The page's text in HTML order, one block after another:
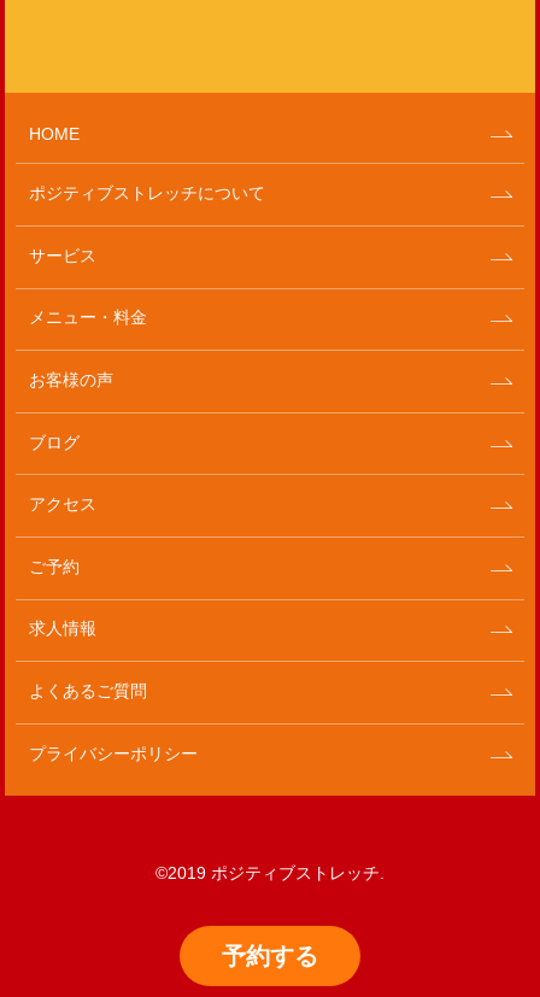
予約する
HOME
ポジティブストレッチについて
サービス
メニュー・料金
お客様の声
ブログ
アクセス
ご予約
求人情報
よくあるご質問
プライバシーポリシー
©2019 ポジティブストレッチ.